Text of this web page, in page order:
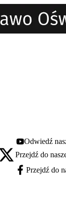
Youtube - otwiera
Odwiedź
X - otwiera się w nowej
Przejdź do
Facebook - otwiera
Przejdź do